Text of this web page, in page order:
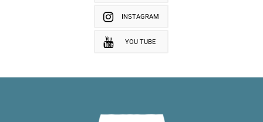
INSTAGRAM
YOU TUBE